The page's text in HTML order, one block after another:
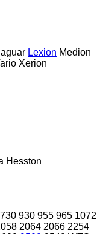
Lexion Medion
Xerion
Hesston
730 930 955 965 1072
2064 2066 2254